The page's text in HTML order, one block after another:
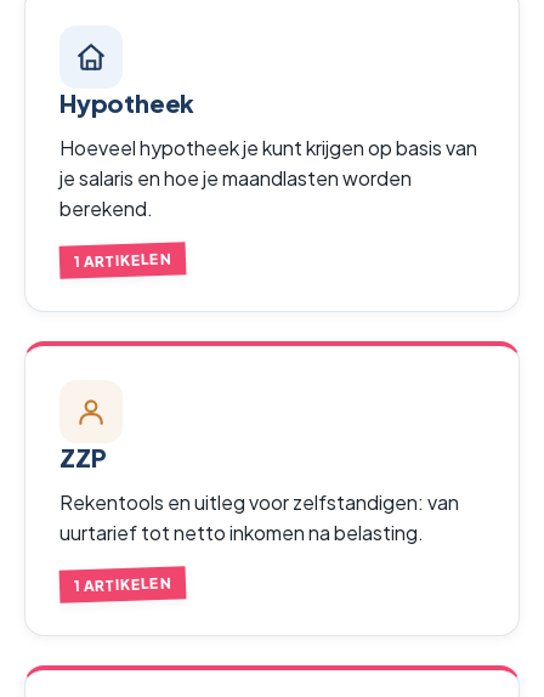
Hypotheek
Hoeveel hypotheek je kunt krijgen op basis van
je salaris en hoe je maandlasten worden
berekend.
1 ARTIKELEN
ZZP
Rekentools en uitleg voor zelfstandigen: van
uurtarief tot netto inkomen na belasting.
1 ARTIKELEN